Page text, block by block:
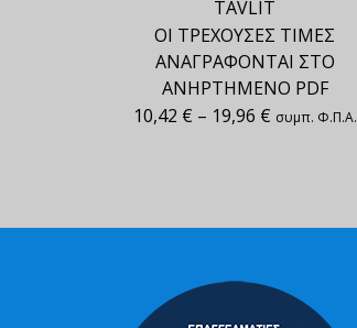
TAVLIT
ΟΙ ΤΡΕΧΟΥΣΕΣ ΤΙΜΕΣ
ΑΝΑΓΡΑΦΟΝΤΑΙ ΣΤΟ
ΑΝΗΡΤΗΜΕΝΟ PDF
10,42 € – 19,96 € συμπ. Φ.Π.Α.